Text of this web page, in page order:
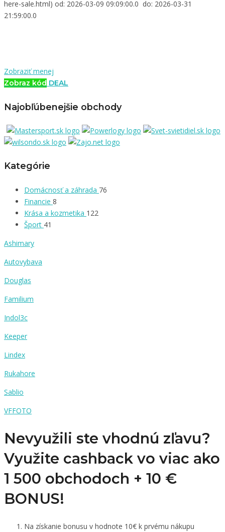
here-sale.html) od: 2026-03-09 09:09:00.0 do: 2026-03-31
21:59:00.0
Zobraziť menej
Zobraz kód DEAL
Najobľúbenejšie obchody
Kategórie
Domácnosť a záhrada 76
Financie 8
Krása a kozmetika 122
Šport 41
Ashimary
Autovybava
Douglas
Familium
Indol3c
Keeper
Lindex
Rukahore
Sablio
VFFOTO
Nevyužili ste vhodnú zľavu?
Využite cashback vo viac ako
1 500 obchodoch + 10 €
BONUS!
Na získanie bonusu v hodnote 10€ k prvému nákupu